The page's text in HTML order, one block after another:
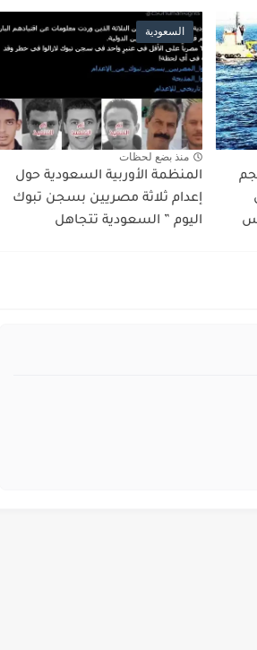
السعودية
منذ بضع لحظات
المنظمة الأوربية السعودية حول
إعدام ثلاثة مصريين بسجن تبوك
اليوم ” السعودية تتجاهل